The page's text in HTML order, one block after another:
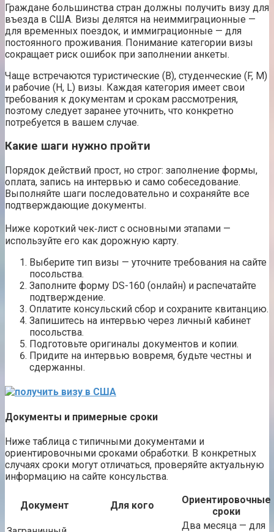
Граждане большинства стран должны получить визу для
въезда в США. Визы делятся на неиммиграционные —
для временных поездок, и иммиграционные — для
постоянного проживания. Понимание категории визы
сокращает риск ошибок при заполнении анкеты.
Чаще встречаются туристические (B), студенческие (F, M)
и рабочие (H, L) визы. Каждая категория имеет свои
требования к документам и срокам рассмотрения,
поэтому следует заранее уточнить, что конкретно
потребуется в вашем случае.
Какие шаги нужно пройти
Порядок действий прост, но строг: заполнение формы,
оплата, запись на интервью и само собеседование.
Выполняйте шаги последовательно и сохраняйте все
подтверждающие документы.
Ниже короткий чек‑лист с основными этапами —
используйте его как дорожную карту.
Выберите тип визы — уточните требования на сайте
посольства.
Заполните форму DS-160 (онлайн) и распечатайте
подтверждение.
Оплатите консульский сбор и сохраните квитанцию.
Запишитесь на интервью через личный кабинет
посольства.
Подготовьте оригиналы документов и копии.
Придите на интервью вовремя, будьте честны и
сдержанны.
Документы и примерные сроки
Ниже таблица с типичными документами и
ориентировочными сроками обработки. В конкретных
случаях сроки могут отличаться, проверяйте актуальную
информацию на сайте консульства.
Документ Для кого
Ориентировочные
сроки
Два месяца — для